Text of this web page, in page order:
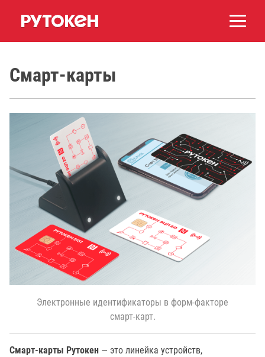
Смарт-карты
Электронные идентификаторы в форм-факторе
смарт-карт.
Смарт-карты Рутокен — это линейка устройств,